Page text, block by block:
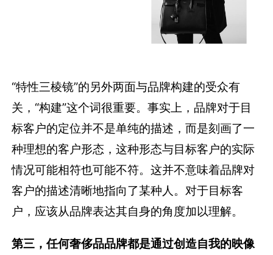
“特性三棱镜”的另外两面与品牌构建的受众有
关，“构建”这个词很重要。事实上，品牌对于目
标客户的定位并不是单纯的描述，而是刻画了一
种理想的客户形态，这种形态与目标客户的实际
情况可能相符也可能不符。这并不意味着品牌对
客户的描述清晰地指向了某种人。对于目标客
户，应该从品牌表达其自身的角度加以理解。
第三，任何奢侈品品牌都是通过创造自我的映像